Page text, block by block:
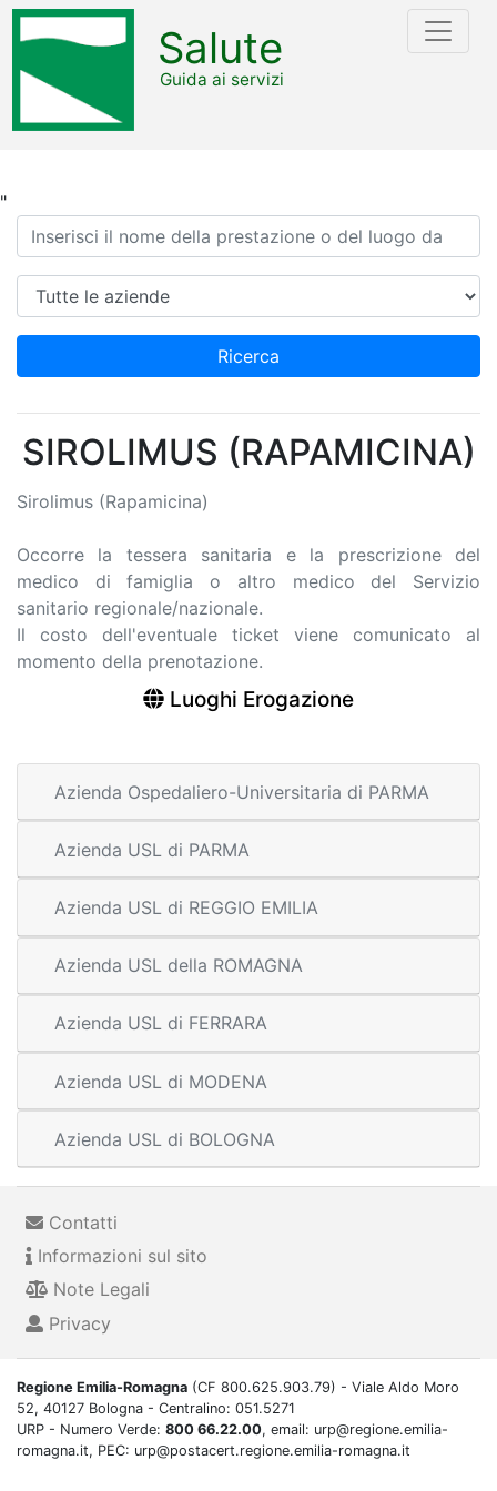
"
Salute
Guida ai servizi
Ricerca
Azienda
Ricerca
SIROLIMUS (RAPAMICINA)
Sirolimus (Rapamicina)
Occorre la tessera sanitaria e la prescrizione del
medico di famiglia o altro medico del Servizio
sanitario regionale/nazionale.
Il costo dell'eventuale ticket viene comunicato al
momento della prenotazione.
Luoghi Erogazione
Azienda Ospedaliero-Universitaria di PARMA
Azienda USL di PARMA
Azienda USL di REGGIO EMILIA
Azienda USL della ROMAGNA
Azienda USL di FERRARA
Azienda USL di MODENA
Azienda USL di BOLOGNA
Contatti
Informazioni sul sito
Note Legali
Privacy
Regione Emilia-Romagna (CF 800.625.903.79) - Viale Aldo Moro
52, 40127 Bologna - Centralino: 051.5271
URP - Numero Verde: 800 66.22.00, email: urp@regione.emilia-
romagna.it, PEC: urp@postacert.regione.emilia-romagna.it